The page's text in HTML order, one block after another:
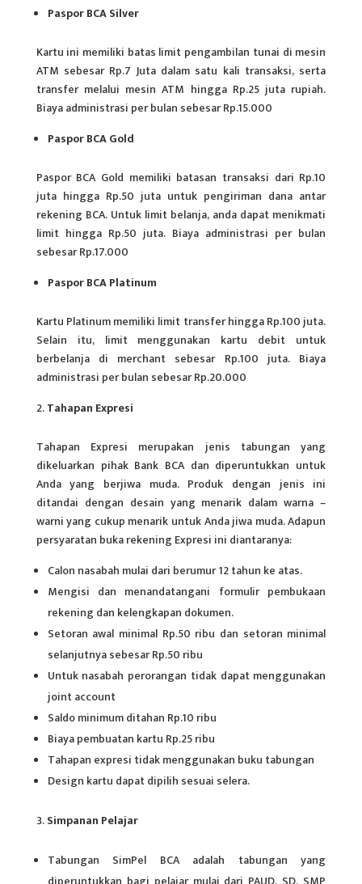
Paspor BCA Silver
Kartu ini memiliki batas limit pengambilan tunai di mesin
ATM sebesar Rp.7 Juta dalam satu kali transaksi, serta
transfer melalui mesin ATM hingga Rp.25 juta rupiah.
Biaya administrasi per bulan sebesar Rp.15.000
Paspor BCA Gold
Paspor BCA Gold memiliki batasan transaksi dari Rp.10
juta hingga Rp.50 juta untuk pengiriman dana antar
rekening BCA. Untuk limit belanja, anda dapat menikmati
limit hingga Rp.50 juta. Biaya administrasi per bulan
sebesar Rp.17.000
Paspor BCA Platinum
Kartu Platinum memiliki limit transfer hingga Rp.100 juta.
Selain itu, limit menggunakan kartu debit untuk
berbelanja di merchant sebesar Rp.100 juta. Biaya
administrasi per bulan sebesar Rp.20.000
Tahapan Expresi
Tahapan Expresi merupakan jenis tabungan yang
dikeluarkan pihak Bank BCA dan diperuntukkan untuk
Anda yang berjiwa muda. Produk dengan jenis ini
ditandai dengan desain yang menarik dalam warna –
warni yang cukup menarik untuk Anda jiwa muda. Adapun
persyaratan buka rekening Expresi ini diantaranya:
Calon nasabah mulai dari berumur 12 tahun ke atas.
Mengisi dan menandatangani formulir pembukaan
rekening dan kelengkapan dokumen.
Setoran awal minimal Rp.50 ribu dan setoran minimal
selanjutnya sebesar Rp.50 ribu
Untuk nasabah perorangan tidak dapat menggunakan
joint account
Saldo minimum ditahan Rp.10 ribu
Biaya pembuatan kartu Rp.25 ribu
Tahapan expresi tidak menggunakan buku tabungan
Design kartu dapat dipilih sesuai selera.
Simpanan Pelajar
Tabungan SimPel BCA adalah tabungan yang